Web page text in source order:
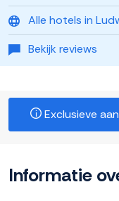
Alle hotels in
Bekijk reviews
Exclusieve
Informatie